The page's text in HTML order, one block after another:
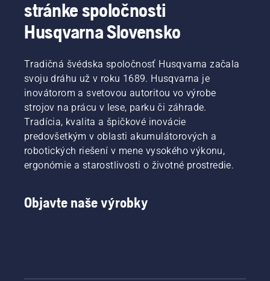
kosí
hustú
trávu s
ľahkosťou
zabezpečí
rýchlejšie
účinnejšie
pokosenie.
Pozrite
si toto
krátke
video o
noža na
trávu.
stránke spoločnosti
Husqvarna Slovensko
Tradičná švédska spoločnosť Husqvarna začala
svoju dráhu už v roku 1689. Husqvarna je
inovátorom a svetovou autoritou vo výrobe
strojov na prácu v lese, parku či záhrade.
Tradícia, kvalita a špičkové inovácie
predovšetkým v oblasti akumulátorových a
robotických riešení v mene vysokého výkonu,
ergonómie a starostlivosti o životné prostredie.
Objavte naše výrobky